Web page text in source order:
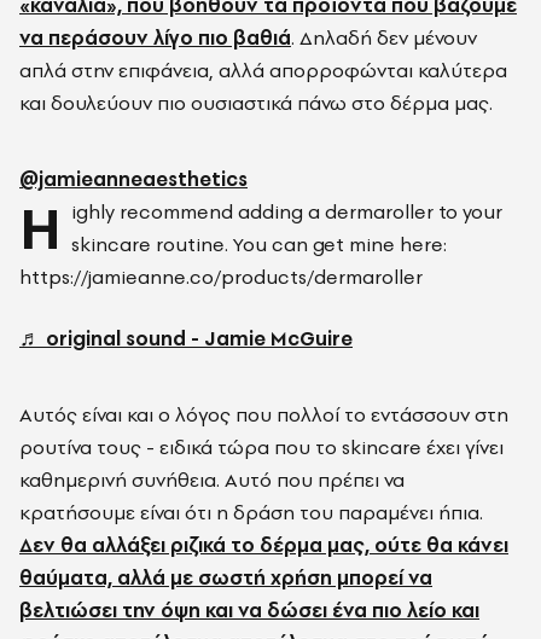
να περάσουν λίγο πιο βαθιά. Δηλαδή δεν μένουν
απλά στην επιφάνεια, αλλά απορροφώνται καλύτερα
και δουλεύουν πιο ουσιαστικά πάνω στο δέρμα μας.
@jamieanneaesthetics
H ighly recommend adding a dermaroller to your
skincare routine. You can get mine here:
https://jamieanne.co/products/dermaroller
♬ original sound - Jamie McGuire
Αυτός είναι και ο λόγος που πολλοί το εντάσσουν στη
ρουτίνα τους - ειδικά τώρα που το skincare έχει γίνει
καθημερινή συνήθεια. Αυτό που πρέπει να
κρατήσουμε είναι ότι η δράση του παραμένει ήπια.
Δεν θα αλλάξει ριζικά το δέρμα μας, ούτε θα κάνει
θαύματα, αλλά με σωστή χρήση μπορεί να
βελτιώσει την όψη και να δώσει ένα πιο λείο και